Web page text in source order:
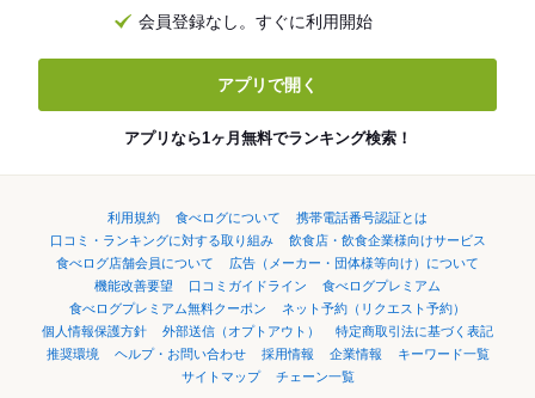
会員登録なし。すぐに利用開始
アプリで開く
アプリなら1ヶ月無料でランキング検索！
利用規約 食べログについて
携帯電話番号認証とは
口コミ・ランキングに対する取り組み
飲食店・飲食企業様向けサービス
食べログ店舗会員について
広告（メーカー・団体様等向け）について
機能改善要望
口コミガイドライン
食べログプレミアム
食べログプレミアム無料クーポン
ネット予約（リクエスト予約）
個人情報保護方針
外部送信（オプトアウト）
特定商取引法に基づく表記
推奨環境
ヘルプ・お問い合わせ 採用情報 企業情報
キーワード一覧
サイトマップ
チェーン一覧